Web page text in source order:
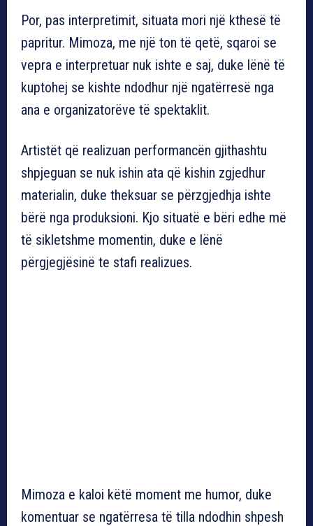
Por, pas interpretimit, situata mori një kthesë të
papritur. Mimoza, me një ton të qetë, sqaroi se
vepra e interpretuar nuk ishte e saj, duke lënë të
kuptohej se kishte ndodhur një ngatërresë nga
ana e organizatorëve të spektaklit.
Artistët që realizuan performancën gjithashtu
shpjeguan se nuk ishin ata që kishin zgjedhur
materialin, duke theksuar se përzgjedhja ishte
bërë nga produksioni. Kjo situatë e bëri edhe më
të sikletshme momentin, duke e lënë
përgjegjësinë te stafi realizues.
Mimoza e kaloi këtë moment me humor, duke
komentuar se ngatërresa të tilla ndodhin shpesh